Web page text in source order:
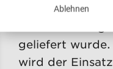
auch Begriffe
geliefert wurde.
wird der
Ablehnen